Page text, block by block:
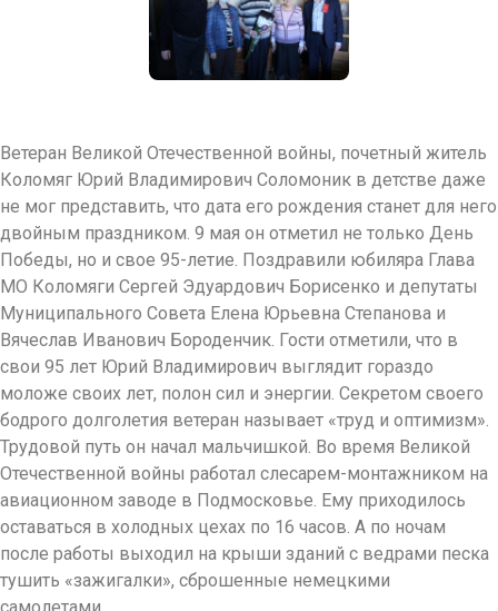
Ветеран Великой Отечественной войны, почетный житель
Коломяг Юрий Владимирович Соломоник в детстве даже
не мог представить, что дата его рождения станет для него
двойным праздником. 9 мая он отметил не только День
Победы, но и свое 95-летие. Поздравили юбиляра Глава
МО Коломяги Сергей Эдуардович Борисенко и депутаты
Муниципального Совета Елена Юрьевна Степанова и
Вячеслав Иванович Бороденчик. Гости отметили, что в
свои 95 лет Юрий Владимирович выглядит гораздо
моложе своих лет, полон сил и энергии. Секретом своего
бодрого долголетия ветеран называет «труд и оптимизм».
Трудовой путь он начал мальчишкой. Во время Великой
Отечественной войны работал слесарем-монтажником на
авиационном заводе в Подмосковье. Ему приходилось
оставаться в холодных цехах по 16 часов. А по ночам
после работы выходил на крыши зданий с ведрами песка
тушить «зажигалки», сброшенные немецкими